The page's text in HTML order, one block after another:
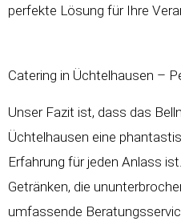
perfekte Lösung für Ihre
Catering in Üchtelhausen –
Unser Fazit ist, dass das
Üchtelhausen eine
Erfahrung für jeden Anlass
Getränken, die
umfassende